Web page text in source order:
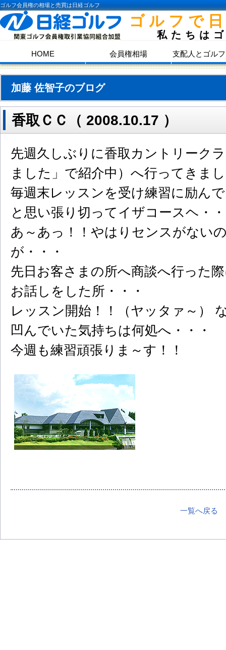
ゴルフ会員権の相場と売買は日経ゴルフ
ゴルフで
私たちは
HOME 会員権相場 支配人とゴル
加藤 佐智子のブログ
香取ＣＣ（ 2008.10.17 ）
先週久しぶりに香取カントリーク
ました」で紹介中）へ行ってきま
毎週末レッスンを受け練習に励ん
と思い張り切ってイザコースヘ・
あ～あっ！！やはりセンスがない
が・・・
先日お客さまの所へ商談へ行った
お話しをした所・・・
レッスン開始！！（ヤッタァ～）
凹んでいた気持ちは何処へ・・・
今週も練習頑張りま～す！！
一覧へ戻る